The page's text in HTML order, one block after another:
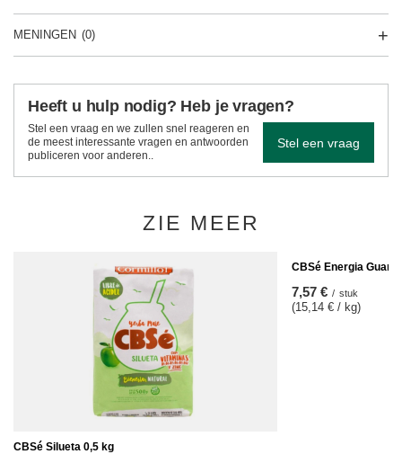
MENINGEN (0)
Heeft u hulp nodig? Heb je vragen?
Stel een vraag en we zullen snel reageren en
de meest interessante vragen en antwoorden
publiceren voor anderen..
Stel een vraag
ZIE MEER
CBSé Silueta 0,5 kg
CBSé Energia
7,57 € / stuk
(15,14 € / kg)